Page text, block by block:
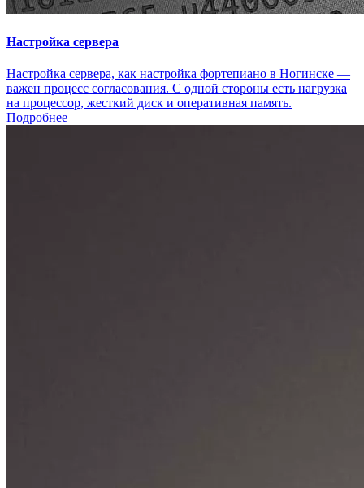
Настройка сервера
Настройка сервера, как настройка фортепиано в Ногинске —
важен процесс согласования. С одной стороны есть нагрузка
на процессор, жесткий диск и оперативная память.
Подробнее